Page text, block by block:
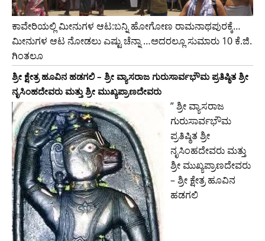
ಕಾವೇರಿಯಲ್ಲಿ ಮೀನುಗಳ ಆಟ:ಬನ್ನಿ ಹೋಗೋಣ ರಾಮನಾಥಪುರಕ್ಕೆ…
ಮೀನುಗಳ ಆಟ ನೋಡಲು ಎಷ್ಟು ಚೆನ್ನಾ …ಅದರಲ್ಲೂ ಸುಮಾರು 10 ಕೆ.ಜಿ.
ಗಿಂತಲೂ
ಶ್ರೀ ಕ್ಷೇತ್ರ ಹೂವಿನ ಹಡಗಲಿ – ಶ್ರೀ ವ್ಯಾಸರಾಜ ಗುರುಸಾರ್ವಭೌಮ ಪ್ರತಿಷ್ಠಿತ ಶ್ರೀ
ನೃಸಿಂಹದೇವರು ಮತ್ತು ಶ್ರೀ ಮುಖ್ಯಪ್ರಾಣದೇವರು
” ಶ್ರೀ ವ್ಯಾಸರಾಜ
ಗುರುಸಾರ್ವಭೌಮ
ಪ್ರತಿಷ್ಠಿತ ಶ್ರೀ
ನೃಸಿಂಹದೇವರು ಮತ್ತು
ಶ್ರೀ ಮುಖ್ಯಪ್ರಾಣದೇವರು
– ಶ್ರೀ ಕ್ಷೇತ್ರ ಹೂವಿನ
ಹಡಗಲಿ